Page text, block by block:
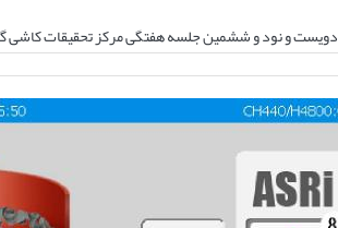
دویست و نود و ششمین جلسه هفتگی مرکز تحقیقات کاشی گر (بررسی